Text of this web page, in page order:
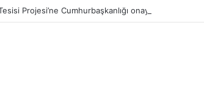
Projesi’ne Cumhurbaşkanlığı onayı